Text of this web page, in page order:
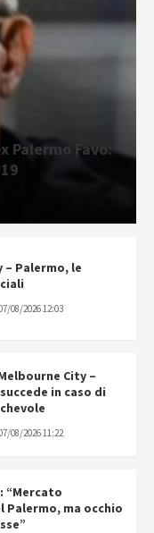
Palermo Favo:
– Palermo, le
08/2026 12:03
City –
in caso di
08/2026 11:22
“Mercato
ma occhio